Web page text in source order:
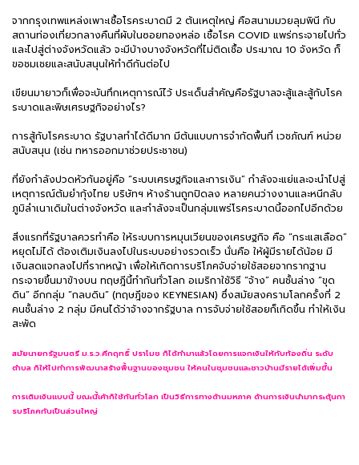
จากกรุงเทพแหล่งเพาะเชื้อโรคระบาดมี 2 ต้นเหตุใหญ่ คือสนามมวยลุมพินี กับ
สถานท่องเที่ยวกลางคืนที่ผับในซอยทองหล่อ เชื้อโรค COVID แพร่กระจายไปทั่ว
และไปสู่ต่างจังหวัดแล้ว จะมีบ้างบางจังหวัดที่ไม่ติดเชื้อ ประมาณ 10 จังหวัด ก็
ขอชมเชยและสนับสนุนให้ทำดีกันต่อไป
เขียนมายาวก็เพื่อจะบันทึกเหตุการณ์ไว้ ประเด็นสำคัญคือรัฐบาลจะสู้และสู้กับโรค
ระบาดและพิษเศรษฐกิจอย่างไร?
การสู้กับโรคระบาด รัฐบาลทำได้ดีมาก มีต้นแบบการจำกัดพื้นที่ เวชภัณฑ์ หน่วย
สนับสนุน (เช่น ทหารออกมาช่วยประชาชน)
ที่ยังกำลังปวดหัวกันอยู่คือ “ระบบเศรษฐกิจและการเงิน” กำลังจะแย่และจะนำไปสู่
เหตุการณ์ต้มยำกุ้งไทย บริษัทฯ ห้างร้านถูกปิดลง หลายคนว่างงานและหนีกลับ
ภูมิลำเนาเดิมในต่างจังหวัด และกำลังจะเป็นกลุ่มแพร่โรคระบาดนี้ออกไปอีกด้วย
สิ่งแรกที่รัฐบาลควรทำคือ ให้ระบบการหมุนเวียนของเศรษฐกิจ คือ “กระแสเลือด”
หยุดไม่ได้ ต้องเติมเงินลงไปในระบบอย่างรวดเร็ว นั่นคือ ให้ผู้มีรายได้น้อย มี
เงินสดแจกลงไปที่รากหญ้า เพื่อให้เกิดการบริโภคจับจ่ายใช้สอยจากรากฐาน
กระจายขึ้นมาข้างบน ทฤษฎีนี้ทำกันทั่วโลก อเมริกาใช้วิธี “จ้าง” คนชั้นล่าง “ขุด
ดิน” อีกกลุ่ม “กลบดิน” (ทฤษฎีของ KEYNESIAN) ซึ่งสมัยสงครามโลกครั้งที่ 2
คนชั้นล่าง 2 กลุ่ม มีคนได้ว่าจ้างจากรัฐบาล การจับจ่ายใช้สอยก็เกิดขึ้น ทำให้เงิน
สะพัด
สมัยนายกรัฐมนตรี ม.ร.ว.คึกฤทธิ์ ปราโมช ก็ได้ทำมาแล้วโดยการแจกเงินให้กับท้องถิ่น ระดับ
ตำบล ก็ให้ไปทำการพัฒนาสร้างพื้นฐานของชุมชน ให้คนในชุมชนและชาวบ้านมีรายได้เพิ่มขึ้น
การเติมเงินแบบนี้ ขณะนี้เค้าก็ใช้กันทั่วโลก เป็นวิธีการทางด้านมหภาค ด้านการเงินนำมากระตุ้นกา
รบริโภคกันเป็นส่วนใหญ่